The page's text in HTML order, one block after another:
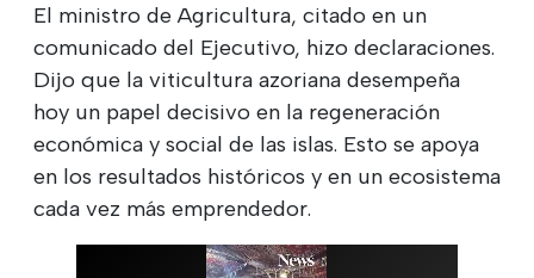
El ministro de Agricultura, citado en un
comunicado del Ejecutivo, hizo declaraciones.
Dijo que la viticultura azoriana desempeña
hoy un papel decisivo en la regeneración
económica y social de las islas. Esto se apoya
en los resultados históricos y en un ecosistema
cada vez más emprendedor.